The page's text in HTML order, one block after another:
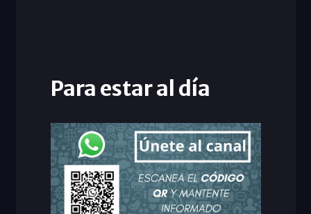
Para estar al día